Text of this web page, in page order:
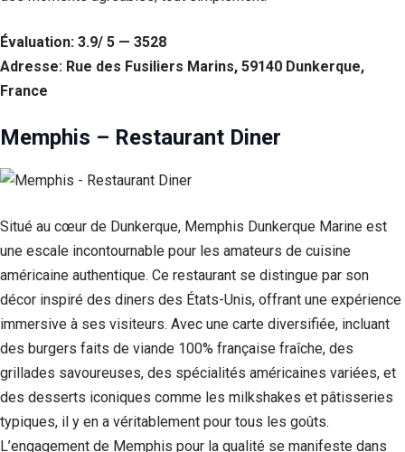
Évaluation: 3.9/ 5 — 3528
Adresse: Rue des Fusiliers Marins, 59140 Dunkerque,
France
Memphis – Restaurant Diner
Situé au cœur de Dunkerque, Memphis Dunkerque Marine est
une escale incontournable pour les amateurs de cuisine
américaine authentique. Ce restaurant se distingue par son
décor inspiré des diners des États-Unis, offrant une expérience
immersive à ses visiteurs. Avec une carte diversifiée, incluant
des burgers faits de viande 100% française fraîche, des
grillades savoureuses, des spécialités américaines variées, et
des desserts iconiques comme les milkshakes et pâtisseries
typiques, il y en a véritablement pour tous les goûts.
L’engagement de Memphis pour la qualité se manifeste dans